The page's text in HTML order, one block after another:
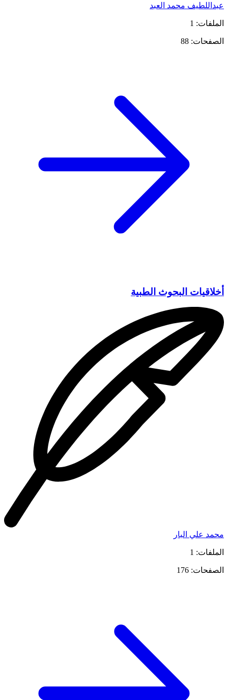
عبداللطيف محمد العبد
الملفات: 1
الصفحات: 88
أخلاقيات البحوث الطبية
محمد علي البار
الملفات: 1
الصفحات: 176